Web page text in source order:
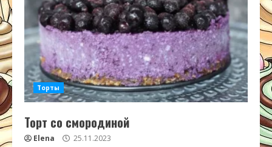
Торты
Торт со смородиной
Elena 25.11.2023